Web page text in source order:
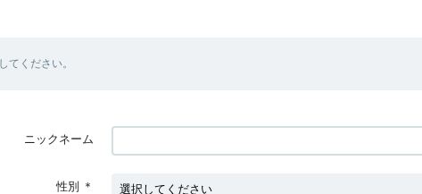
てください。
ニックネーム
性別 ＊